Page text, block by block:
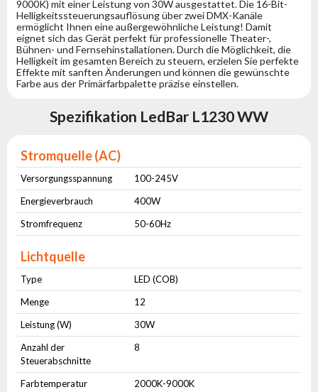
9000K) mit einer Leistung von 30W ausgestattet. Die 16-Bit-
Helligkeitssteuerungsauflösung über zwei DMX-Kanäle
ermöglicht Ihnen eine außergewöhnliche Leistung! Damit
eignet sich das Gerät perfekt für professionelle Theater-,
Bühnen- und Fernsehinstallationen. Durch die Möglichkeit, die
Helligkeit im gesamten Bereich zu steuern, erzielen Sie perfekte
Effekte mit sanften Änderungen und können die gewünschte
Farbe aus der Primärfarbpalette präzise einstellen.
Spezifikation LedBar L1230 WW
Stromquelle (AC)
Versorgungsspannung
100-245V
Energieverbrauch
400W
Stromfrequenz
50-60Hz
Lichtquelle
Type
LED (COB)
Menge
12
Leistung (W)
30W
Anzahl der
Steuerabschnitte
8
Farbtemperatur
2000K-9000K